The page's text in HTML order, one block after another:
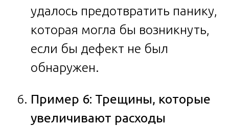
удалось предотвратить панику,
которая могла бы возникнуть,
если бы дефект не был
обнаружен.
Пример 6: Трещины, которые
увеличивают расходы